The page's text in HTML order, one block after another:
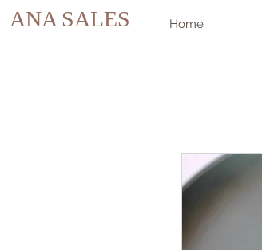
Home
ANA SALES